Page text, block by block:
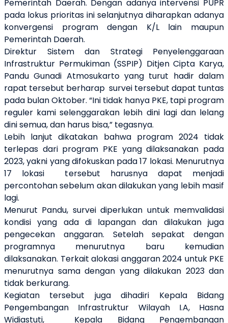
Pemerintah Daerah. Dengan adanya intervensi PUPR
pada lokus prioritas ini selanjutnya diharapkan adanya
konvergensi program dengan K/L lain maupun
Pemerintah Daerah.
Direktur Sistem dan Strategi Penyelenggaraan
Infrastruktur Permukiman (SSPIP) Ditjen Cipta Karya,
Pandu Gunadi Atmosukarto yang turut hadir dalam
rapat tersebut berharap survei tersebut dapat tuntas
pada bulan Oktober. “Ini tidak hanya PKE, tapi program
reguler kami selenggarakan lebih dini lagi dan lelang
dini semua, dan harus bisa,” tegasnya.
Lebih lanjut dikatakan bahwa program 2024 tidak
terlepas dari program PKE yang dilaksanakan pada
2023, yakni yang difokuskan pada 17 lokasi. Menurutnya
17 lokasi tersebut harusnya dapat menjadi
percontohan sebelum akan dilakukan yang lebih masif
lagi.
Menurut Pandu, survei diperlukan untuk memvalidasi
kondisi yang ada di lapangan dan dilakukan juga
pengecekan anggaran. Setelah sepakat dengan
programnya menurutnya baru kemudian
dilaksanakan. Terkait alokasi anggaran 2024 untuk PKE
menurutnya sama dengan yang dilakukan 2023 dan
tidak berkurang.
Kegiatan tersebut juga dihadiri Kepala Bidang
Pengembangan Infrastruktur Wilayah I.A, Hasna
Widiastuti, Kepala Bidang Pengembangan